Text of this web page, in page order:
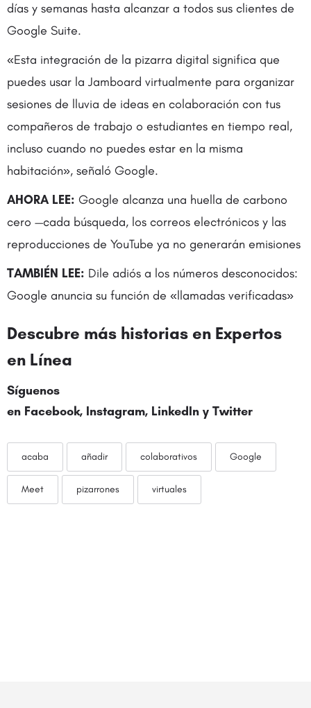
días y semanas hasta alcanzar a todos sus clientes de
Google Suite.
«Esta integración de la pizarra digital significa que
puedes usar la Jamboard virtualmente para organizar
sesiones de lluvia de ideas en colaboración con tus
compañeros de trabajo o estudiantes en tiempo real,
incluso cuando no puedes estar en la misma
habitación», señaló Google.
AHORA LEE: Google alcanza una huella de carbono
cero —cada búsqueda, los correos electrónicos y las
reproducciones de YouTube ya no generarán emisiones
TAMBIÉN LEE: Dile adiós a los números desconocidos:
Google anuncia su función de «llamadas verificadas»
Descubre más historias en Expertos
en Línea
Síguenos
en Facebook, Instagram, LinkedIn y Twitter
acaba añadir colaborativos Google
Meet pizarrones virtuales